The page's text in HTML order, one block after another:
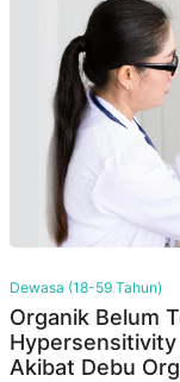
Dewasa (18-59 Tahun)
Organik Belum
Hypersensitivity
Akibat Debu